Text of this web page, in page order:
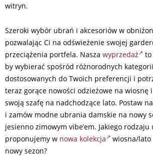
witryn.
Szeroki wybór ubrań i akcesoriów w
pozwalając Ci na odświeżenie swojej
przeciążenia portfela. Nasza wyprzedaż
to
by wybierać spośród różnorodnych
dostosowanych do Twoich preferencji i
teraz gorące nowości odzieżowe na wiosnę
swoją szafę na nadchodzące lato. Postaw
i zamów modne ubrania damskie na nowy
jesienno zimowym vibe’em. Jakiego
proponujemy w nowa kolekcja
wiosna/
nowy sezon?